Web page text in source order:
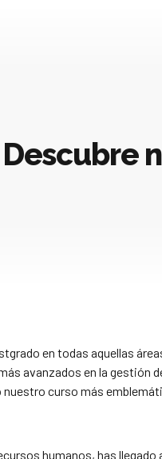
en todas aquellas
avanzados en la gestión
nuestro curso más
humanos, has llegado